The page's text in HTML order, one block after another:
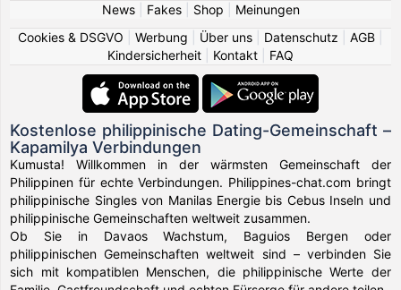
News| Fakes| Shop
Meinungen
Cookies & DSGVO
Werbung Über uns Datenschutz AGB
Kindersicherheit
Kontakt FAQ
Kostenlose philippinische Dating-Gemeinschaft –
Kapamilya Verbindungen
Kumusta! Willkommen in der wärmsten Gemeinschaft der
Philippinen für echte Verbindungen. Philippines-chat.com bringt
philippinische Singles von Manilas Energie bis Cebus Inseln und
philippinische Gemeinschaften weltweit zusammen.
Ob Sie in Davaos Wachstum, Baguios Bergen oder
philippinischen Gemeinschaften weltweit sind – verbinden Sie
sich mit kompatiblen Menschen, die philippinische Werte der